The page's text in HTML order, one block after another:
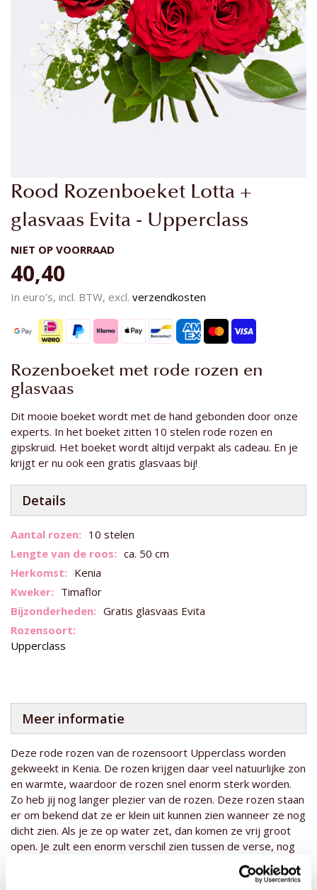
Rood Rozenboeket Lotta +
glasvaas Evita - Upperclass
NIET OP VOORRAAD
40,40
In euro's, incl. BTW, excl. verzendkosten
Rozenboeket met rode rozen en
glasvaas
Dit mooie boeket wordt met de hand gebonden door onze
experts. In het boeket zitten 10 stelen rode rozen en
gipskruid. Het boeket wordt altijd verpakt als cadeau. En je
krijgt er nu ook een gratis glasvaas bij!
Details
Meer
informatie
10 stelen
ca. 50 cm
Kenia
Timaflor
Gratis glasvaas Evita
Upperclass
Meer informatie
Deze rode rozen van de rozensoort Upperclass worden
gekweekt in Kenia. De rozen krijgen daar veel natuurlijke zon
en warmte, waardoor de rozen snel enorm sterk worden.
Zo heb jij nog langer plezier van de rozen. Deze rozen staan
er om bekend dat ze er klein uit kunnen zien wanneer ze nog
dicht zien. Als je ze op water zet, dan komen ze vrij groot
open. Je zult een enorm verschil zien tussen de verse, nog
wat dichte roos en de roos wanneer ze open komt. Dit
boeket rode rozen zal je vaas vullen en je zult plezier
Ga
naar
het
begin
van
de
afbeeldingen-
gallerij